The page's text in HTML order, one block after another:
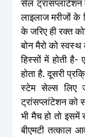
सेल ट्रांसप्लांटेशन
लाइलाज मरीजों के
के जरिए ही रक्त
बोन मैरो को
हिस्सों में होती
होता है. दूसरी
स्टेम सेल्स लिए
ट्रांसप्लांटेशन को
भी मैच हो तो इसमें
बीएमटी तत्काल